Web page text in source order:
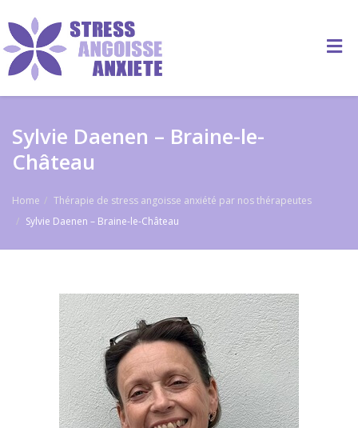
Sylvie Daenen – Braine-le-
Château
Home
Thérapie de stress angoisse anxiété par nos thérapeutes
Sylvie Daenen – Braine-le-Château